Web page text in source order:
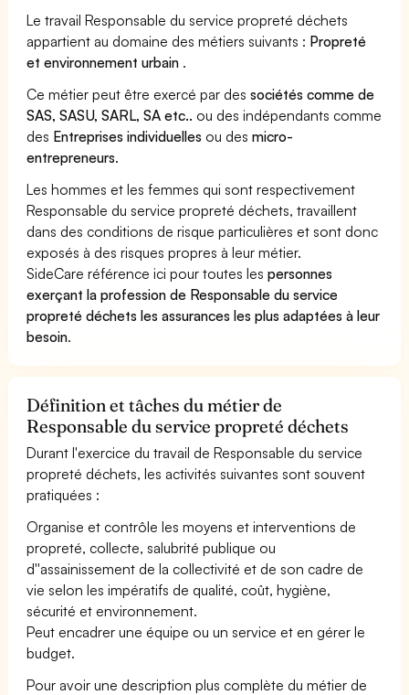
Le travail Responsable du service propreté déchets
appartient au domaine des métiers suivants : Propreté
et environnement urbain .
Ce métier peut être exercé par dessociétés comme de
SAS, SASU, SARL, SA etc.. ou des indépendants comme
des Entreprises individuelles ou desmicro-
entrepreneurs.
Les hommes et les femmes qui sont respectivement
Responsable du service propreté déchets, travaillent
dans des conditions de risque particulières et sont donc
exposés à des risques propres à leur métier.
SideCare référence ici pour toutes lespersonnes
exerçant la profession de Responsable du service
propreté déchets les assurances les plus adaptées à leur
besoin.
Définition et tâches du métier de
Responsable du service propreté déchets
Durant l'exercice du travail de Responsable du service
propreté déchets, les activités suivantes sont souvent
pratiquées :
Organise et contrôle les moyens et interventions de
propreté, collecte, salubrité publique ou
d''assainissement de la collectivité et de son cadre de
vie selon les impératifs de qualité, coût, hygiène,
sécurité et environnement.
Peut encadrer une équipe ou un service et en gérer le
budget.
Pour avoir une description plus complète du métier de